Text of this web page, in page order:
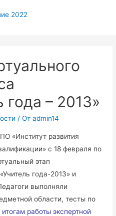
2022
года – 2013»
/ От admin14
«Институт развития
с 18 февраля по
этап
года-2013» и
выполняли
области, тесты по
работы экспертной